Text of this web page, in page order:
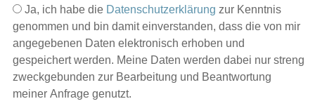
Ja, ich habe die Datenschutzerklärung zur Kenntnis
genommen und bin damit einverstanden, dass die von mir
angegebenen Daten elektronisch erhoben und
gespeichert werden. Meine Daten werden dabei nur streng
zweckgebunden zur Bearbeitung und Beantwortung
meiner Anfrage genutzt.